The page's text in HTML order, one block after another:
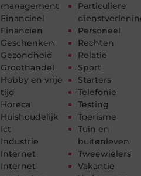
management
Financieel
Financien
Geschenken
Gezondheid
Groothandel
Hobby en vrije
tijd
Horeca
Huishoudelijk
Ict
Industrie
Internet
Internet
Particuliere
Personeel
Rechten
Relatie
Sport
Starters
Telefonie
Testing
Toerisme
Tuin en
buitenleven
Tweewielers
Vakantie